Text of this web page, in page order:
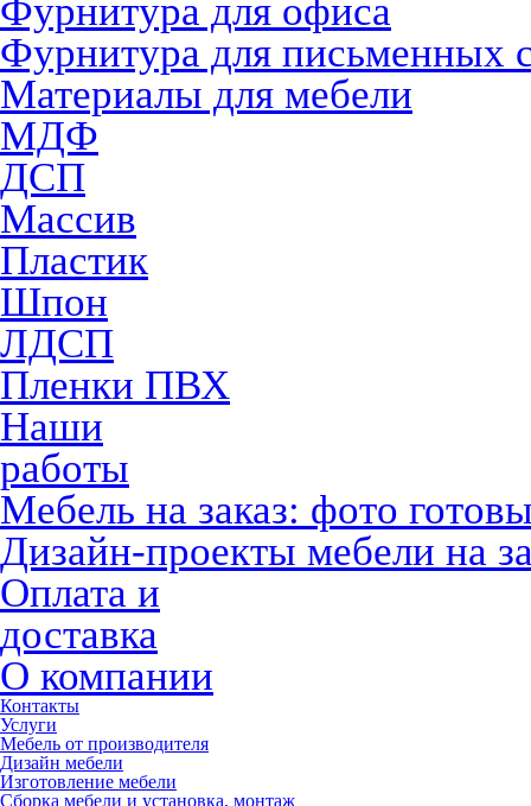
Фурнитура для офиса
Фурнитура для письменных
Материалы для мебели
МДФ
ДСП
Массив
Пластик
Шпон
ЛДСП
Пленки ПВХ
Наши
работы
Мебель на заказ: фото
Дизайн-проекты мебели на
Оплата и
доставка
О компании
Контакты
Услуги
Мебель от производителя
Дизайн мебели
Изготовление мебели
Сборка мебели и установка, монтаж